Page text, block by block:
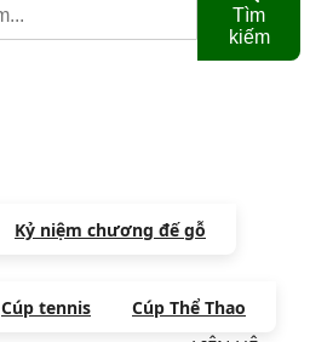
Tìm
kiếm
Kỷ niệm chương đế gỗ
Cúp tennis Cúp Thể Thao